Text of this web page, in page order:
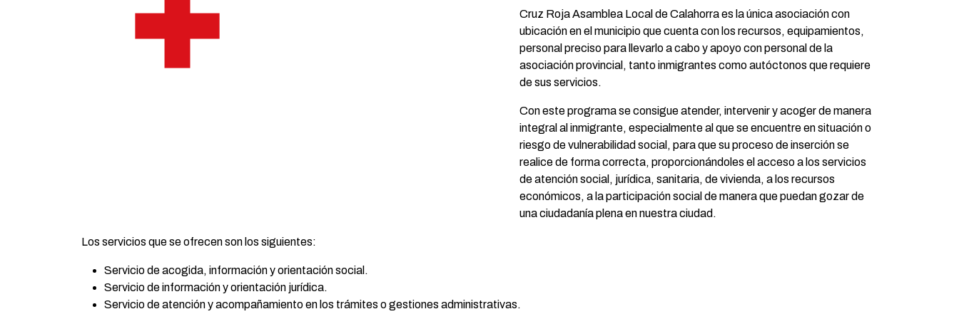
Cruz Roja Asamblea Local de Calahorra es la única asociación con
ubicación en el municipio que cuenta con los recursos, equipamientos,
personal preciso para llevarlo a cabo y apoyo con personal de la
asociación provincial, tanto inmigrantes como autóctonos que requiere
de sus servicios.
Con este programa se consigue atender, intervenir y acoger de manera
integral al inmigrante, especialmente al que se encuentre en situación o
riesgo de vulnerabilidad social, para que su proceso de inserción se
realice de forma correcta, proporcionándoles el acceso a los servicios
de atención social, jurídica, sanitaria, de vivienda, a los recursos
económicos, a la participación social de manera que puedan gozar de
una ciudadanía plena en nuestra ciudad.
Los servicios que se ofrecen son los siguientes:
Servicio de acogida, información y orientación social.
Servicio de información y orientación jurídica.
Servicio de atención y acompañamiento en los trámites o gestiones administrativas.